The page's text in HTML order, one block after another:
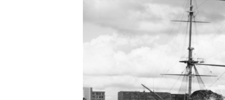
Influencer
Interne
Martech